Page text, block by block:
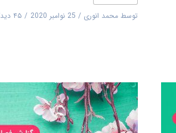
توسط محمد انوری 25 نوامبر 2020 ۴۵ دیدگاه ها